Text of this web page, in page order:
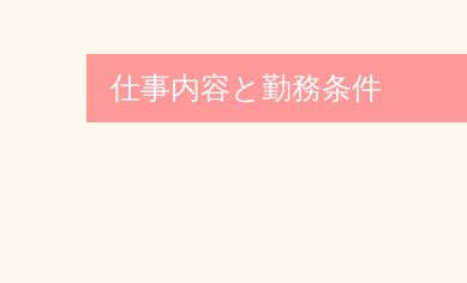
仕事内容と勤務条件